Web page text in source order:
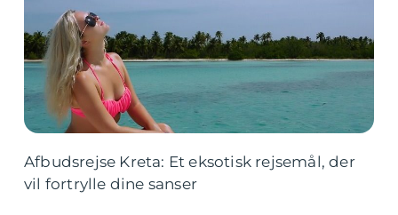
Afbudsrejse Kreta: Et eksotisk rejsemål, der
vil fortrylle dine sanser